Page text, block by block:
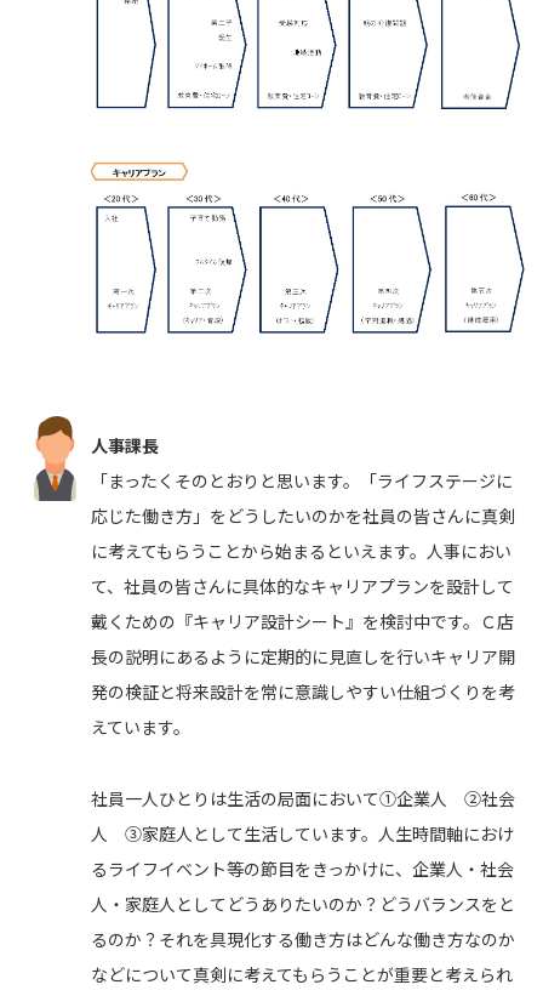
人事課長
「まったくそのとおりと思います。「ライフステージに
応じた働き方」をどうしたいのかを社員の皆さんに真剣
に考えてもらうことから始まるといえます。人事におい
て、社員の皆さんに具体的なキャリアプランを設計して
戴くための『キャリア設計シート』を検討中です。Ｃ店
長の説明にあるように定期的に見直しを行いキャリア開
発の検証と将来設計を常に意識しやすい仕組づくりを考
えています。
社員一人ひとりは生活の局面において①企業人 ②社会
人 ③家庭人として生活しています。人生時間軸におけ
るライフイベント等の節目をきっかけに、企業人・社会
人・家庭人としてどうありたいのか？どうバランスをと
るのか？それを具現化する働き方はどんな働き方なのか
などについて真剣に考えてもらうことが重要と考えられ